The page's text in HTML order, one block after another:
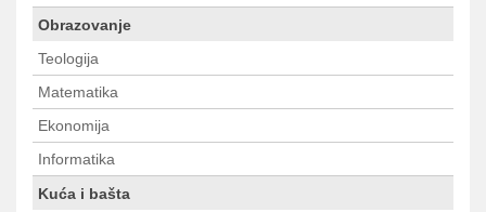
Obrazovanje
Teologija
Matematika
Ekonomija
Informatika
Kuća i bašta